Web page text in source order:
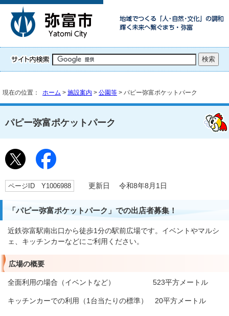
現在の位置： ホーム > 施設案内 > 公園等 > パピー弥富ポケットパーク
パピー弥富ポケットパーク
ページID Y1006988 更新日 令和8年8月1日
「パピー弥富ポケットパーク」での出店者募集！
近鉄弥富駅南出口から徒歩1分の駅前広場です。イベントやマルシ
ェ、キッチンカーなどにご利用ください。
広場の概要
全面利用の場合（イベントなど） 523平方メートル
キッチンカーでの利用（1台当たりの標準） 20平方メートル